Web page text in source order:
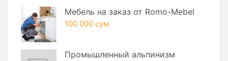
Мебель на заказ от Romo-Mebel
100 000 сум
Промышленный альпинизм